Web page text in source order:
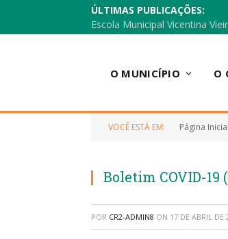
ÚLTIMAS PUBLICAÇÕES:
O MUNICÍPIO O
VOCÊ ESTÁ EM: Página Inicial
Boletim COVID-19
POR CR2-ADMIN8 ON 17 DE ABRIL DE